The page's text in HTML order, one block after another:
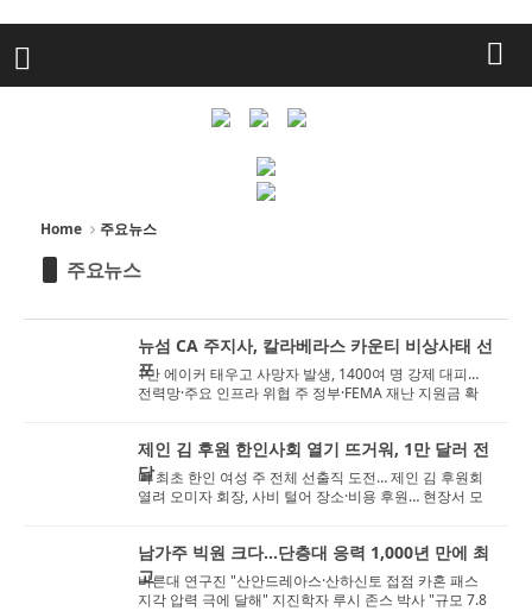
Home 주요뉴스
주요뉴스
뉴섬 CA 주지사, 칼라베라스 카운티 비상사태 선
포
1만 에이커 태우고 사망자 발생, 1400여 명 강제 대피…
전력망·주요 인프라 위협 주 정부·FEMA 재난 지원금 확
제인 김 후원 한인사회 열기 뜨거워, 1만 달러 전
달
미 최초 한인 여성 주 전체 선출직 도전… 제인 김 후원회
열려 오미자 회장, 사비 털어 장소·비용 후원… 현장서 모
남가주 빅원 크다…단층대 응력 1,000년 만에 최
고
버른대 연구진 "산안드레아스·산하신토 접점 카혼 패스
지각 압력 극에 달해" 지진학자 루시 존스 박사 "규모 7.8